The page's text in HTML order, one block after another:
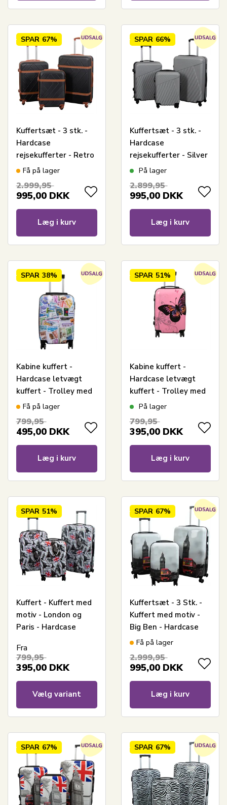
SPAR 67%
Kuffertsæt - 3 stk. -
Hardcase
rejsekufferter - Retro
sort - Letvægts
Få på lager
2.999,95
995,00 DKK
Læg i kurv
SPAR 66%
Kuffertsæt - 3 stk. -
Hardcase
rejsekufferter - Silver
lines - Letvægts
På lager
2.899,95
995,00 DKK
Læg i kurv
SPAR 38%
Kabine kuffert -
Hardcase letvægt
kuffert - Trolley med
motiv - Frimærker
Få på lager
799,95
495,00 DKK
Læg i kurv
SPAR 51%
Kabine kuffert -
Hardcase letvægt
kuffert - Trolley med
motiv - Sommerfugl
På lager
799,95
395,00 DKK
Læg i kurv
SPAR 51%
Kuffert - Kuffert med
motiv - London og
Paris - Hardcase
Fra
799,95
395,00 DKK
Vælg variant
SPAR 67%
Kuffertsæt - 3 Stk. -
Kuffert med motiv -
Big Ben - Hardcase
letvægt kuffert med 4
Få på lager
2.999,95
995,00 DKK
Læg i kurv
SPAR 67% SPAR 67%